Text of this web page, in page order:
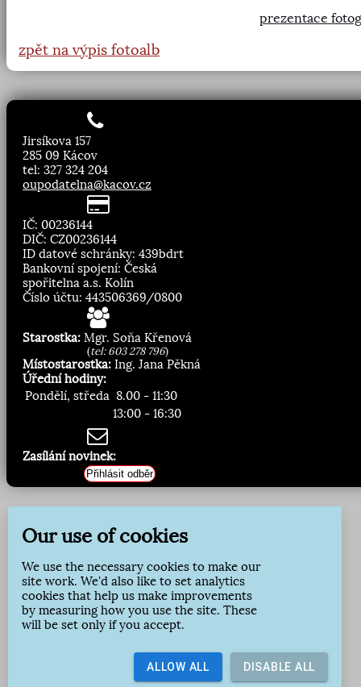
prezentace
zpět na výpis fotoalb
Jirsíkova 157
285 09 Kácov
tel: 327 324 204
oupodatelna@kacov.cz
IČ: 00236144
DIČ: CZ00236144
ID datové schránky: 439bdrt
Bankovní spojení: Česká
spořitelna a.s. Kolín
Číslo účtu: 443506369/0800
Starostka: Mgr. Soňa Křenová
(tel: 603 278 796)
Místostarostka: Ing. Jana Pěkná
Úřední hodiny:
Pondělí, středa 8.00 - 11:30
13:00 - 16:30
Zasílání novinek:
Přihlásit odběr
Our use of cookies
We use the necessary cookies to make our
site work. We'd also like to set analytics
cookies that help us make improvements
by measuring how you use the site. These
will be set only if you accept.
ALLOW ALL DISABLE ALL